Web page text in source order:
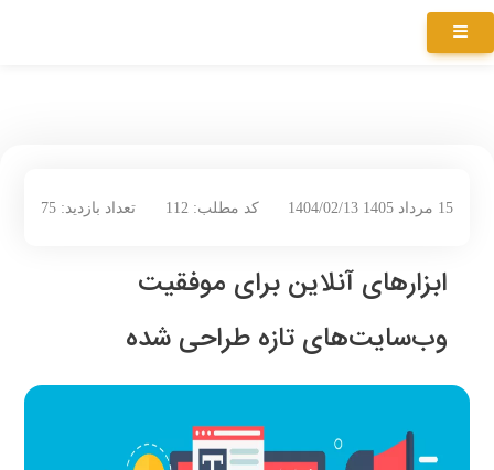
کد مطلب: 112 تعداد بازدید: 75
ابزارهای آنلاین برای موفقیت
وب‌سایت‌های تازه طراحی شده